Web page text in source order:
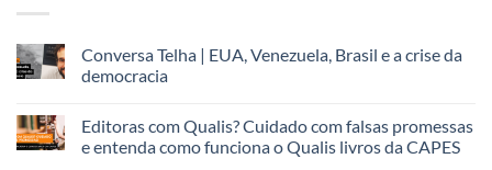
Conversa Telha | EUA, Venezuela, Brasil e a crise da
democracia
Editoras com Qualis? Cuidado com falsas promessas
e entenda como funciona o Qualis livros da CAPES